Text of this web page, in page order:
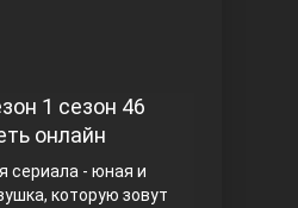
1 сезон 46
онлайн
сериала - юная и
которую зовут